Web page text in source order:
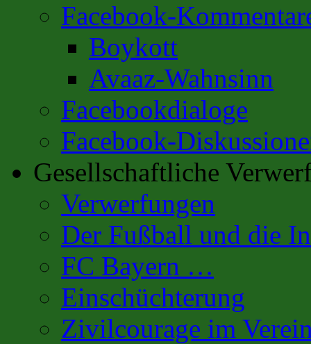
Facebook-
Boykott
Avaaz-Wahnsinn
Facebookdialoge
Facebook-
Gesellschaftliche
Verwerfungen
Der Fußball und die
FC Bayern …
Einschüchterung
Zivilcourage im